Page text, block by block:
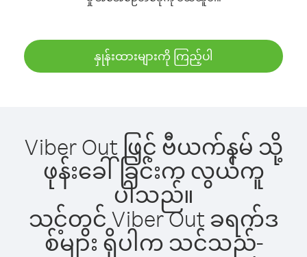
နှုန်းထားများကို ကြည့်ပါ
Viber Out ဖြင့် ဗီယက်နမ် သို့
ဖုန်းခေါ်ခြင်းက လွယ်ကူ
ပါသည်။
သင့်တွင် Viber Out ခရက်ဒ
စ်များ ရှိပါက သင်သည်-